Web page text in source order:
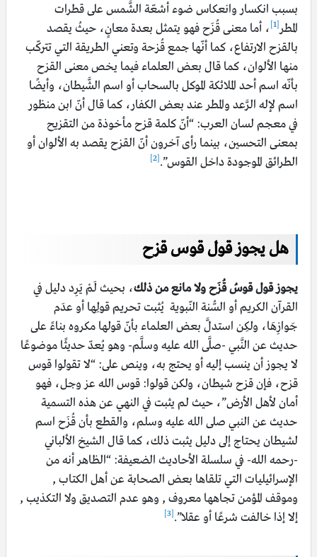
بسبب انكسار وانعكاس ضوء أشعّة الشَّمس على قطرات
المطر[1]
، أما معنى قُزَح فهو يتمثل بعدة معانٍ، حيثُ يقصد
بالقزح الارتفاع، كما أنّها جمع قُزحة وتعني الطريقة التي تتركّب
منها الألوان، كما قال بعض العلماء فيما يخص معنى القزح
بأنّه اسم أحد الملائكة الموكل بالسحاب أو اسم الشَّيطان، وأيضًا
اسم لإله الرَّعد والمطر عند بعض الكفار، كما قال أنّ ابن منظور
في معجم لسان العرب: “أنّ كلمة قزح مأخوذة من التقزيح
بمعنى التحسين، بينما رأى آخرون أنّ القزح يقصد به الألوان أو
الطرائق الموجودة داخل القوس”.[2]
هل يجوز قول قوس قزح
يجوز قول قوسُ قُزَح ولا مانع من ذلك، بحيث لَمْ يَرِد دليل في
القرآن الكريم أو السُّنة النّبوية يُثبت تحريم قولِها أو عدَم
جَوازِهَا، ولكِن استدلَّ بعض العلماء بأنّ قولها مكروه بناءً على
حديث عن النَّبي -صلَّى الله عليه وسلَّم- وهو يُعدّ حديثًا موضوعًا
لا يجوز أن ينسب إليه أو يحتج به، وينص على: “لا تقولوا قوس
قزح، فإن قزح شيطان، ولكن قولوا: قوس الله عز وجل، فهو
أمان لأهل الأرض”، حيث لم يثبت في النهي عن هذه التسمية
حديث عن النبي صلى الله عليه وسلم، والقطع بأن قُزَح اسم
لشيطان يحتاج إلى دليل يثبت ذلك، كما قال الشيخ الألباني
-رحمه الله- في سلسلة الأحاديث الضعيفة: “الظاهر أنه من
الإسرائيليات التي تلقاها بعض الصحابة عن أهل الكتاب ,
وموقف المؤمن تجاهها معروف , وهو عدم التصديق ولا التكذيب ,
إلا إذا خالفت شرعًا أو عقلا”.[3]